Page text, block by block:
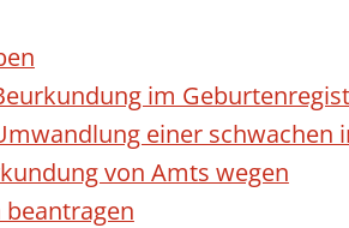
im
einer
von Amts wegen